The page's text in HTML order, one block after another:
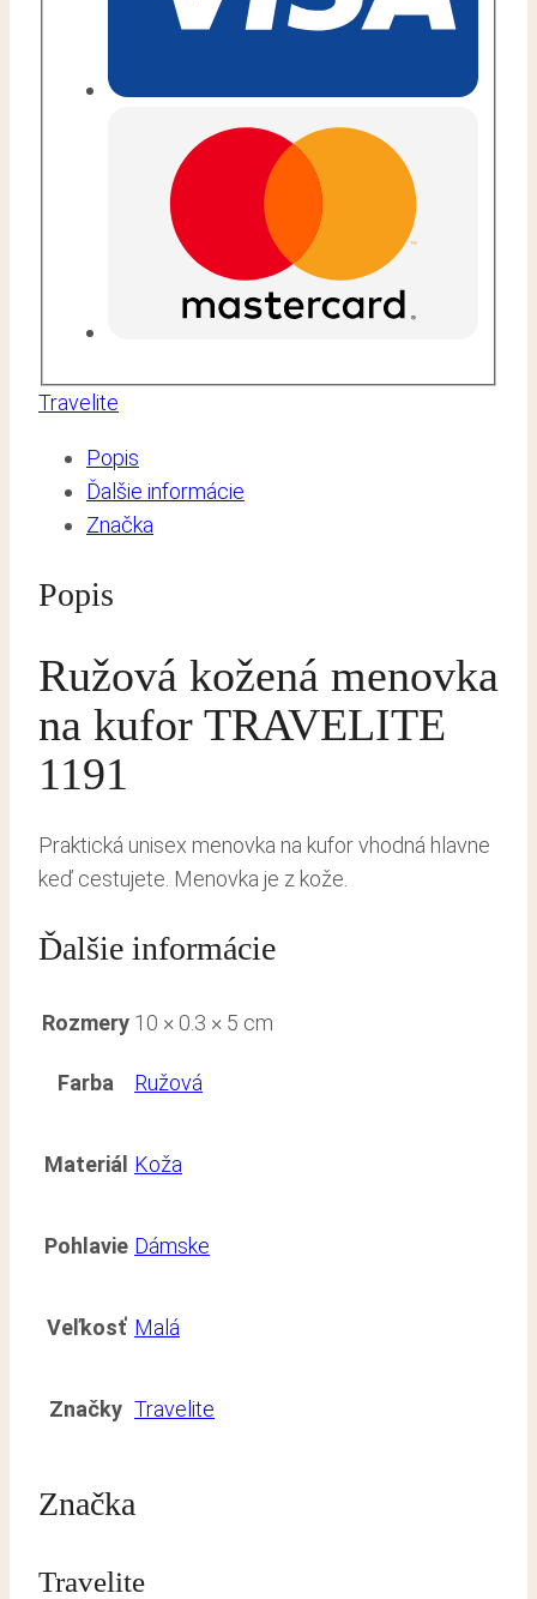
Travelite
Popis
Ďalšie informácie
Značka
Popis
Ružová kožená menovka
na kufor TRAVELITE
1191
Praktická unisex menovka na kufor vhodná hlavne
keď cestujete. Menovka je z kože.
Ďalšie informácie
Rozmery 10 × 0.3 × 5 cm
Farba Ružová
Materiál Koža
Pohlavie Dámske
Veľkosť Malá
Značky Travelite
Značka
Travelite